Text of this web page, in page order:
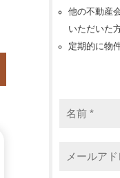
他の不動産
いただいた
定期的に物
前
ー